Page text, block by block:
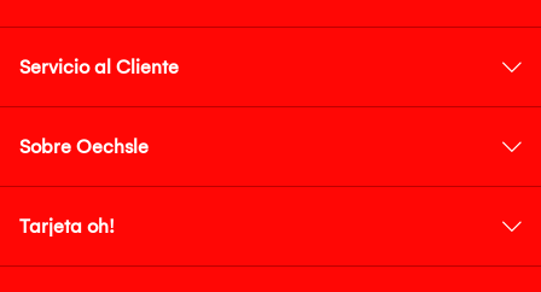
Servicio al Cliente
Sobre Oechsle
Tarjeta oh!